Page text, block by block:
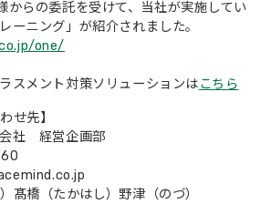
らの委託を受けて、当社が実施してい
ーニング」が紹介されました。
one/
スメント対策ソリューションはこちら
せ先】
会社 経営企画部
髙橋（たかはし）野津（のづ）